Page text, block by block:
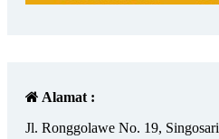
Alamat :
Jl. Ronggolawe No. 19, Singosari